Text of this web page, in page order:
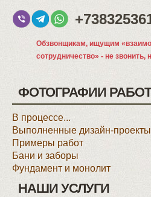
Обзвонщикам, ищущим
сотрудничество» - не звонить,
ФОТОГРАФИИ РАБОТ
В процессе...
Выполненные дизайн-проекты
Примеры работ
Бани и заборы
Фундамент и монолит
НАШИ УСЛУГИ